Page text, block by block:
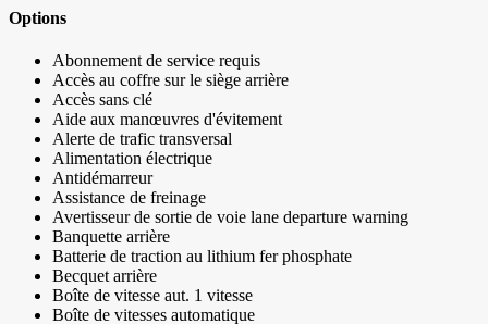
Options
Abonnement de service requis
Accès au coffre sur le siège arrière
Accès sans clé
Aide aux manœuvres d'évitement
Alerte de trafic transversal
Alimentation électrique
Antidémarreur
Assistance de freinage
Avertisseur de sortie de voie lane departure warning
Banquette arrière
Batterie de traction au lithium fer phosphate
Becquet arrière
Boîte de vitesse aut. 1 vitesse
Boîte de vitesses automatique